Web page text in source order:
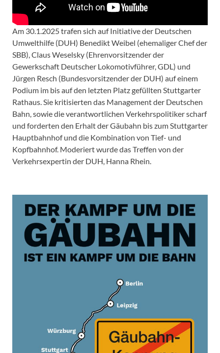
Am 30.1.2025 trafen sich auf Initiative der Deutschen
Umwelthilfe (DUH) Benedikt Weibel (ehemaliger Chef der
SBB), Claus Weselsky (Ehrenvorsitzender der
Gewerkschaft Deutscher Lokomotivführer, GDL) und
Jürgen Resch (Bundesvorsitzender der DUH) auf einem
Podium im bis auf den letzten Platz gefüllten Stuttgarter
Rathaus. Sie kritisierten das Management der Deutschen
Bahn, sowie die verantwortlichen Verkehrspolitiker scharf
und forderten den Erhalt der Gäubahn bis zum Stuttgarter
Hauptbahnhof und die Kombination von Tief- und
Kopfbahnhof. Moderiert wurde das Treffen von der
Verkehrsexpertin der DUH, Hanna Rhein.